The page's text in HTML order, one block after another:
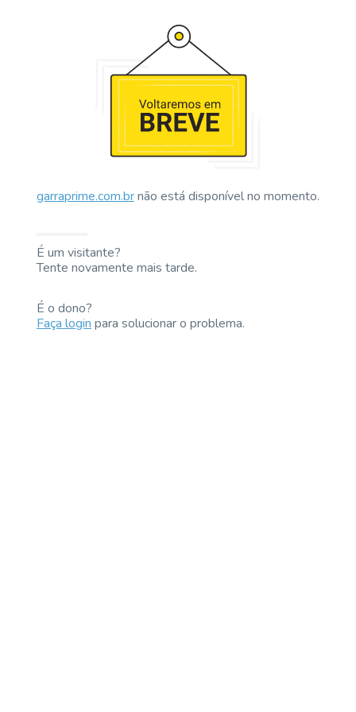
garraprime.com.brnão está disponível no momento.
É um visitante?
Tente novamente mais tarde.
É o dono?
Faça loginpara solucionar o problema.